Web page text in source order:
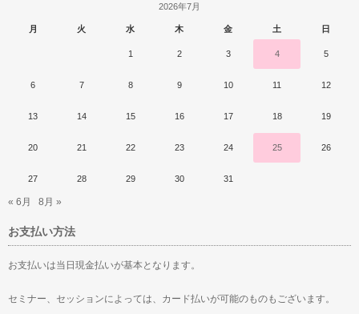
2026年7月
月 火 水 木 金 土 日
1 2 3 4 5
6 7 8 9 10 11 12
13 14 15 16 17 18 19
20 21 22 23 24 25 26
27 28 29 30 31
« 6月 8月 »
お支払い方法
お支払いは当日現金払いが基本となります。
セミナー、セッションによっては、カード払いが可能のものもございます。